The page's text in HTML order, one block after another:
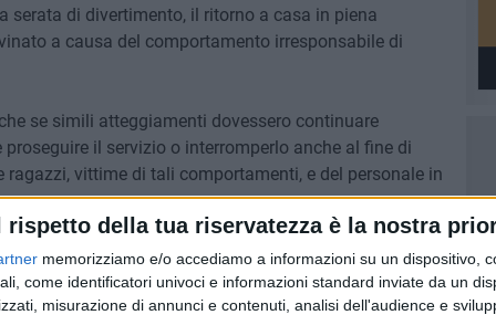
rispetto della tua riservatezza è la nostra
memorizziamo e/o accediamo a informazioni su un dispositivo,
come identificatori univoci e informazioni standard inviate da un
misurazione di annunci e contenuti, analisi dell'audience e
serata di divertimento, il ritorno a casa in piena
a causa del comportamento irresponsabile di
se simili atteggiamenti dovessero continuare
il servizio o interromperlo anche al fine di
vittime di tali comportamenti, e del personale in
assicura tranquillità a tutti coloro che ne usufruiscono e